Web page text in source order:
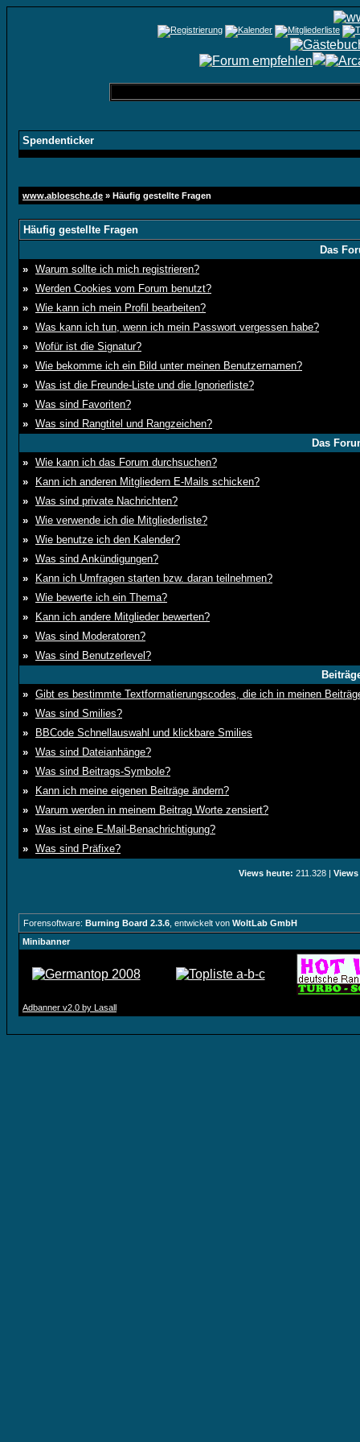
Spendenticker
www.abloesche.de » Häufig gestellte Fragen
Häufig gestellte Fragen
Das
» Warum sollte ich mich registrieren?
» Werden Cookies vom Forum benutzt?
» Wie kann ich mein Profil bearbeiten?
» Was kann ich tun, wenn ich mein Passwort vergessen habe?
» Wofür ist die Signatur?
» Wie bekomme ich ein Bild unter meinen Benutzernamen?
» Was ist die Freunde-Liste und die Ignorierliste?
» Was sind Favoriten?
» Was sind Rangtitel und Rangzeichen?
Das
» Wie kann ich das Forum durchsuchen?
»
Kann ich anderen Mitgliedern E-Mails schicken?
» Was sind private Nachrichten?
» Wie verwende ich die Mitgliederliste?
» Wie benutze ich den Kalender?
» Was sind Ankündigungen?
»
Kann ich Umfragen starten bzw. daran teilnehmen?
» Wie bewerte ich ein Thema?
»
Kann ich andere Mitglieder bewerten?
» Was sind Moderatoren?
» Was sind Benutzerlevel?
» Gibt es bestimmte Textformatierungscodes, die ich in meinen
» Was sind Smilies?
»
BBCode Schnellauswahl und klickbare Smilies
» Was sind Dateianhänge?
» Was sind Beitrags-Symbole?
»
Kann ich meine eigenen Beiträge ändern?
» Warum werden in meinem Beitrag Worte zensiert?
» Was ist eine E-Mail-Benachrichtigung?
» Was sind Präfixe?
Views heute: 211.328 |
Forensoftware: Burning Board 2.3.6 , entwickelt von WoltLab GmbH
Minibanner
Adbanner v2.0 by Lasall